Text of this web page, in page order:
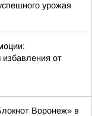
урожая
избавления от
Воронеж» в